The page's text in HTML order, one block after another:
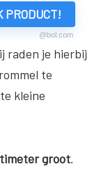
PRODUCT!
@bol.com
raden je hierbij
te
kleine
groot.